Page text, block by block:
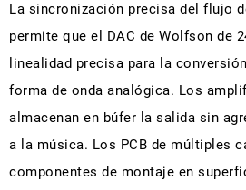
La sincronización precisa del flujo
permite que el DAC de Wolfson de
linealidad precisa para la
forma de onda analógica. Los
almacenan en búfer la salida sin
a la música. Los PCB de múltiples
componentes de montaje en